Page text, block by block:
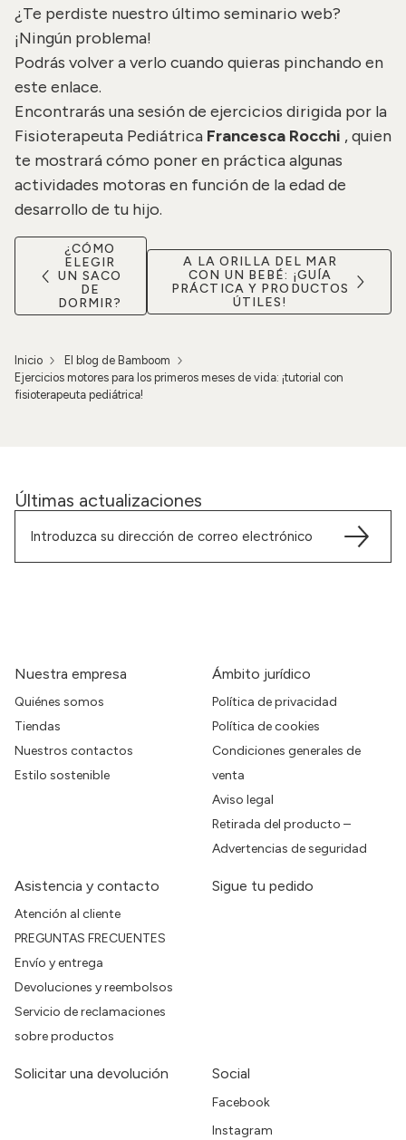
¿Te perdiste nuestro último seminario web?
¡Ningún problema!
Podrás volver a verlo cuando quieras pinchando en
este enlace.
Encontrarás una sesión de ejercicios dirigida por la
Fisioterapeuta Pediátrica Francesca Rocchi , quien
te mostrará cómo poner en práctica algunas
actividades motoras en función de la edad de
desarrollo de tu hijo.
¿CÓMO
ELEGIR
UN SACO
DE
DORMIR?
A LA ORILLA DEL MAR
CON UN BEBÉ: ¡GUÍA
PRÁCTICA Y PRODUCTOS
ÚTILES!
Inicio
El blog de Bamboom
Ejercicios motores para los primeros meses de vida: ¡tutorial con
fisioterapeuta pediátrica!
Últimas actualizaciones
Nuestra empresa
Quiénes somos
Tiendas
Nuestros contactos
Estilo sostenible
Ámbito jurídico
Política de privacidad
Política de cookies
Condiciones generales de
venta
Aviso legal
Retirada del producto –
Advertencias de seguridad
Asistencia y contacto
Atención al cliente
PREGUNTAS FRECUENTES
Envío y entrega
Devoluciones y reembolsos
Servicio de reclamaciones
sobre productos
Sigue tu pedido
Solicitar una devolución Social
Facebook
Instagram